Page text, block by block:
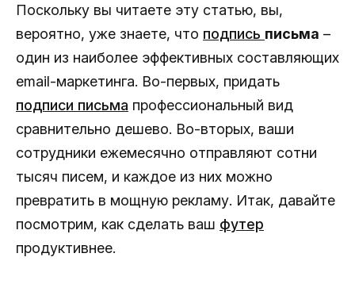
Поскольку вы читаете эту статью, вы,
вероятно, уже знаете, что подпись письма –
один из наиболее эффективных составляющих
email-маркетинга. Во-первых, придать
подписи письма профессиональный вид
сравнительно дешево. Во-вторых, ваши
сотрудники ежемесячно отправляют сотни
тысяч писем, и каждое из них можно
превратить в мощную рекламу. Итак, давайте
посмотрим, как сделать ваш футер
продуктивнее.